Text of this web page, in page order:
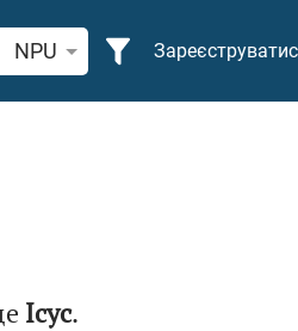
біблійний вірш або слово
NPU
Ісус.